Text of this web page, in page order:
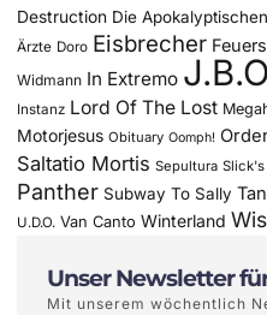
Destruction Die
Ärzte Doro Eisbrecher
Widmann In Extremo
Instanz Lord Of The Lost
Motorjesus Obituary Oomph!
Saltatio Mortis Sepultura
Panther Subway To Sally
U.D.O. Van Canto Winterland
Unser Newsletter
Mit unserem wöchentlich